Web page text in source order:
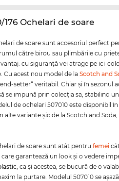
176 Ochelari de soare
de soare sunt accesoriul perfect
către birou sau plimbările cu
cu siguranţă vei atrage pe ici-
Cu acest nou model de laScotch and
setter“ veritabil. Chiar şi în sezonul
se impună prin colecţia sa, stabilind
de ochelari 507010 este disponibil
alte variante şic de la Scotch and Soda,
de soare sunt atât pentrufemei
garantează un look şi o vedere
, ca şi acestea, se bucură de o
la purtare. Modelul 507010 se